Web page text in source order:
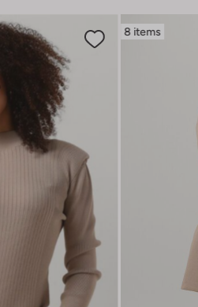
8 items